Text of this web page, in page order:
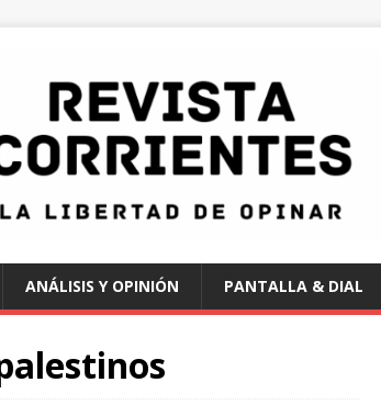
ANÁLISIS Y OPINIÓN PANTALLA & DIAL